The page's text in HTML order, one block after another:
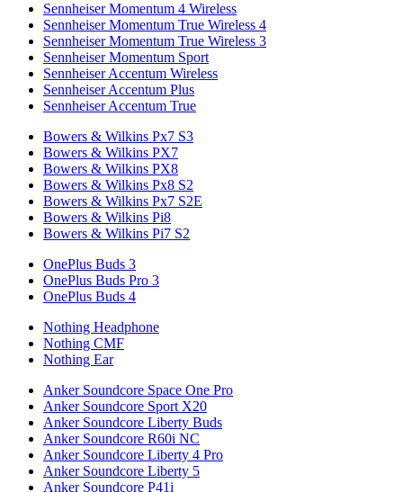
Sennheiser Momentum 4 Wireless
Sennheiser Momentum True Wireless 4
Sennheiser Momentum True Wireless 3
Sennheiser Momentum Sport
Sennheiser Accentum Wireless
Sennheiser Accentum Plus
Sennheiser Accentum True
Bowers & Wilkins Px7 S3
Bowers & Wilkins PX7
Bowers & Wilkins PX8
Bowers & Wilkins Px8 S2
Bowers & Wilkins Px7 S2E
Bowers & Wilkins Pi8
Bowers & Wilkins Pi7 S2
OnePlus Buds 3
OnePlus Buds Pro 3
OnePlus Buds 4
Nothing Headphone
Nothing CMF
Nothing Ear
Anker Soundcore Space One Pro
Anker Soundcore Sport X20
Anker Soundcore Liberty Buds
Anker Soundcore R60i NC
Anker Soundcore Liberty 4 Pro
Anker Soundcore Liberty 5
Anker Soundcore P41i